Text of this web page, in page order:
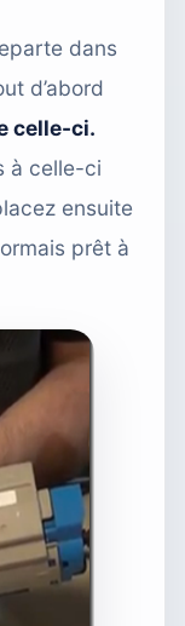
dans
d’abord
celle-ci.
à celle-ci
ensuite
prêt à